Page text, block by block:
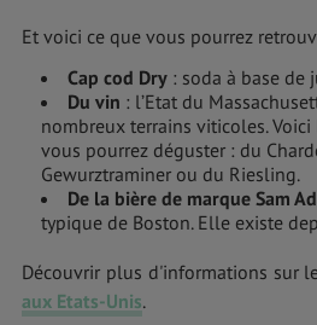
Et voici ce que vous pourrez
Cap cod Dry : soda à base de
Du vin : l’Etat du
nombreux terrains viticoles.
vous pourrez déguster : du
Gewurztraminer ou du Riesling.
De la bière de marque Sam
typique de Boston. Elle existe
Découvrir plus d'informations sur
aux Etats-Unis.